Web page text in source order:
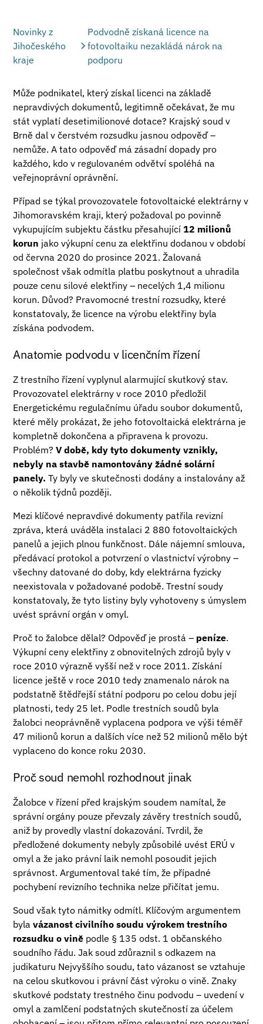
Novinky z
Jihočeského
kraje
Podvodně získaná licence na
fotovoltaiku nezakládá nárok na
podporu
Může podnikatel, který získal licenci na základě
nepravdivých dokumentů, legitimně očekávat, že mu
stát vyplatí desetimilionové dotace? Krajský soud v
Brně dal v čerstvém rozsudku jasnou odpověď –
nemůže. A tato odpověď má zásadní dopady pro
každého, kdo v regulovaném odvětví spoléhá na
veřejnoprávní oprávnění.
Případ se týkal provozovatele fotovoltaické elektrárny v
Jihomoravském kraji, který požadoval po povinně
vykupujícím subjektu částku přesahující12 milionů
korun jako výkupní cenu za elektřinu dodanou v období
od června 2020 do prosince 2021. Žalovaná
společnost však odmítla platbu poskytnout a uhradila
pouze cenu silové elektřiny – necelých 1,4 milionu
korun. Důvod? Pravomocné trestní rozsudky, které
konstatovaly, že licence na výrobu elektřiny byla
získána podvodem.
Anatomie podvodu v licenčním řízení
Z trestního řízení vyplynul alarmující skutkový stav.
Provozovatel elektrárny v roce 2010 předložil
Energetickému regulačnímu úřadu soubor dokumentů,
které měly prokázat, že jeho fotovoltaická elektrárna je
kompletně dokončena a připravena k provozu.
Problém?V době, kdy tyto dokumenty vznikly,
nebyly na stavbě namontovány žádné solární
panely. Ty byly ve skutečnosti dodány a instalovány až
o několik týdnů později.
Mezi klíčové nepravdivé dokumenty patřila revizní
zpráva, která uváděla instalaci 2 880 fotovoltaických
panelů a jejich plnou funkčnost. Dále nájemní smlouva,
předávací protokol a potvrzení o vlastnictví výrobny –
všechny datované do doby, kdy elektrárna fyzicky
neexistovala v požadované podobě. Trestní soudy
konstatovaly, že tyto listiny byly vyhotoveny s úmyslem
uvést správní orgán v omyl.
Proč to žalobce dělal? Odpověď je prostá – peníze.
Výkupní ceny elektřiny z obnovitelných zdrojů byly v
roce 2010 výrazně vyšší než v roce 2011. Získání
licence ještě v roce 2010 tedy znamenalo nárok na
podstatně štědřejší státní podporu po celou dobu její
platnosti, tedy 25 let. Podle trestních soudů byla
žalobci neoprávněně vyplacena podpora ve výši téměř
47 milionů korun a dalších více než 52 milionů mělo být
vyplaceno do konce roku 2030.
Proč soud nemohl rozhodnout jinak
Žalobce v řízení před krajským soudem namítal, že
správní orgány pouze převzaly závěry trestních soudů,
aniž by provedly vlastní dokazování. Tvrdil, že
předložené dokumenty nebyly způsobilé uvést ERÚ v
omyl a že jako právní laik nemohl posoudit jejich
správnost. Argumentoval také tím, že případné
pochybení revizního technika nelze přičítat jemu.
Soud však tyto námitky odmítl. Klíčovým argumentem
bylavázanost civilního soudu výrokem trestního
rozsudku o vině podle § 135 odst. 1 občanského
soudního řádu. Jak soud zdůraznil s odkazem na
judikaturu Nejvyššího soudu, tato vázanost se vztahuje
na celou skutkovou i právní část výroku o vině. Znaky
skutkové podstaty trestného činu podvodu – uvedení v
omyl a zamlčení podstatných skutečností za účelem